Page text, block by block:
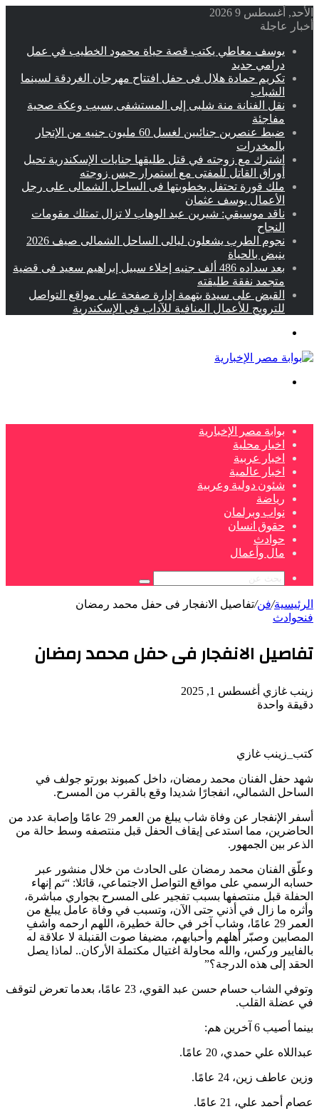
الأحد, أغسطس 9 2026
أخبار عاجلة
يوسف معاطي يكتب قصة حياة محمود الخطيب في عمل
درامي جديد
تكريم حمادة هلال فى حفل افتتاح مهرجان الغردقة لسينما
الشباب
نقل الفنانة منة شلبى إلى المستشفى بسبب وعكة صحية
مفاجئة
ضبط عنصرين جنائيين لغسل 60 مليون جنيه من الإتجار
بالمخدرات
اشترك مع زوجته في قتل طليقها جنايات الإسكندرية تحيل
أوراق القاتل للمفتى مع استمرار حبس زوجته
ملك قورة تحتفل بخطوبتها فى الساحل الشمالى على رجل
الأعمال يوسف عثمان
ناقد موسيقي: شيرين عبد الوهاب لا تزال تمتلك مقومات
النجاح
نجوم الطرب يشعلون ليالى الساحل الشمالى صيف 2026
ينبض بالحياة
بعد سداده 486 ألف جنيه إخلاء سبيل إبراهيم سعيد فى قضية
متجمد نفقة طليقته
القبض على سيدة بتهمة إدارة صفحة على مواقع التواصل
للترويج للأعمال المنافية للآداب فى الإسكندرية
بوابة مصر الإخبارية
اخبار محلية
اخبار عربية
اخبار عالمية
شئون دولية وعربية
رياضة
نواب وبرلمان
حقوق انسان
حوادث
مال وأعمال
بحث
الرئيسية/فن/تفاصيل الانفجار فى حفل محمد رمضان
فنحوادث
تفاصيل الانفجار فى حفل محمد رمضان
زينب غازي أرسل
بريدا
أغسطس 1, 2025
دقيقة واحدة
كتب_زينب غازي
شهد حفل الفنان محمد رمضان، داخل كمبوند بورتو جولف في
الساحل الشمالي، انفجارًا شديدا وقع بالقرب من المسرح.
أسفر الإنفجار عن وفاة شاب يبلغ من العمر 29 عامًا وإصابة عدد من
الحاضرين، مما استدعى إيقاف الحفل قبل منتصفه وسط حالة من
الذعر بين الجمهور.
وعلّق الفنان محمد رمضان على الحادث من خلال منشور عبر
حسابه الرسمي على مواقع التواصل الاجتماعي، قائلا: “تم إنهاء
الحفلة قبل منتصفها بسبب تفجير على المسرح بجواري مباشرة،
وأثره ما زال في أذني حتى الآن، وتسبب في وفاة عامل يبلغ من
العمر 29 عامًا، وشاب آخر في حالة خطيرة، اللهم ارحمه واشفِ
المصابين وصبّر أهلهم وأحبابهم، مضيفا صوت القنبلة لا علاقة له
بالفايير وركس، والله محاولة اغتيال مكتملة الأركان.. لماذا يصل
الحقد إلى هذه الدرجة؟”
وتوفي الشاب حسام حسن عبد القوي، 23 عامًا، بعدما تعرض لتوقف
في عضلة القلب.
بينما أصيب 6 آخرين هم:
عبداللاه علي حمدي، 20 عامًا.
وزين عاطف زين، 24 عامًا.
عصام أحمد علي، 21 عامًا.